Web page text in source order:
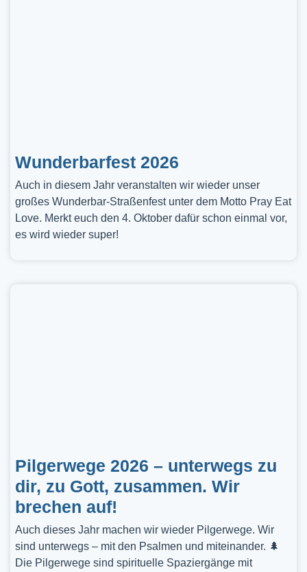
Wunderbarfest 2026
Auch in diesem Jahr veranstalten wir wieder unser
großes Wunderbar-Straßenfest unter dem Motto Pray Eat
Love. Merkt euch den 4. Oktober dafür schon einmal vor,
es wird wieder super!
Pilgerwege 2026 – unterwegs zu
dir, zu Gott, zusammen. Wir
brechen auf!
Auch dieses Jahr machen wir wieder Pilgerwege. Wir
sind unterwegs – mit den Psalmen und miteinander. 🌲
Die Pilgerwege sind spirituelle Spaziergänge mit